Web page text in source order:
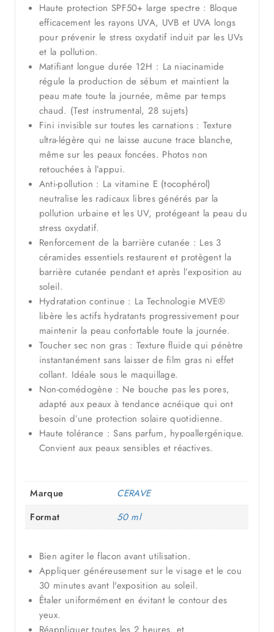
Haute protection SPF50+ large spectre : Bloque
efficacement les rayons UVA, UVB et UVA longs
pour prévenir le stress oxydatif induit par les UVs
et la pollution.
Matifiant longue durée 12H : La niacinamide
régule la production de sébum et maintient la
peau mate toute la journée, même par temps
chaud. (Test instrumental, 28 sujets)
Fini invisible sur toutes les carnations : Texture
ultra-légère qui ne laisse aucune trace blanche,
même sur les peaux foncées. Photos non
retouchées à l’appui.
Anti-pollution : La vitamine E (tocophérol)
neutralise les radicaux libres générés par la
pollution urbaine et les UV, protégeant la peau du
stress oxydatif.
Renforcement de la barrière cutanée : Les 3
céramides essentiels restaurent et protègent la
barrière cutanée pendant et après l’exposition au
soleil.
Hydratation continue : La Technologie MVE®
libère les actifs hydratants progressivement pour
maintenir la peau confortable toute la journée.
Toucher sec non gras : Texture fluide qui pénètre
instantanément sans laisser de film gras ni effet
collant. Idéale sous le maquillage.
Non-comédogène : Ne bouche pas les pores,
adapté aux peaux à tendance acnéique qui ont
besoin d’une protection solaire quotidienne.
Haute tolérance : Sans parfum, hypoallergénique.
Convient aux peaux sensibles et réactives.
Marque
CERAVE
Format
50 ml
Bien agiter le flacon avant utilisation.
Appliquer généreusement sur le visage et le cou
30 minutes avant l'exposition au soleil.
Étaler uniformément en évitant le contour des
yeux.
Réappliquer toutes les 2 heures, et